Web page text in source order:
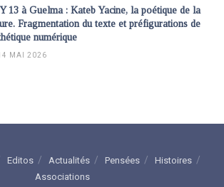
13 à Guelma : Kateb Yacine, la poétique de la
Fragmentation du texte et préfigurations de
numérique
MAI 2026
Editos Actualités Pensées
Histoires
Associations